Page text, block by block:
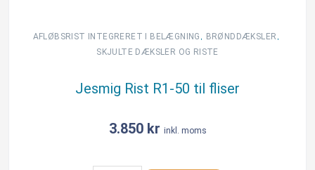
kegle
og
brønddæksler
AFLØBSRIST INTEGRERET I BELÆGNING​ , BRØNDDÆKSLER ,
SKJULTE DÆKSLER OG RISTE
Jesmig Rist R1-50 til fliser
3.850 kr inkl. moms